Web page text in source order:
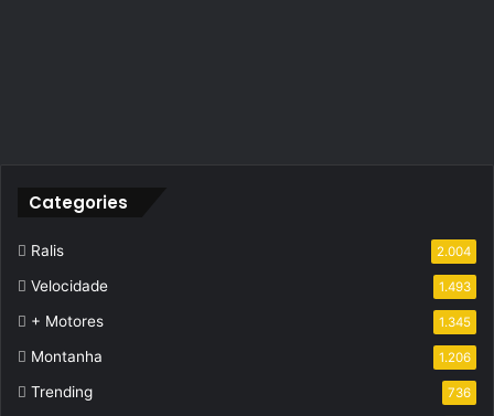
Categories
Ralis 2.004
Velocidade 1.493
+ Motores 1.345
Montanha 1.206
Trending 736